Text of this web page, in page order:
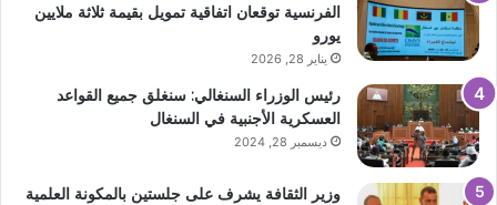
الفرنسية توقعان اتفاقية تمويل بقيمة ثلاثة ملايين
يورو
يناير 28, 2026
رئيس الوزراء السنغالي: سنغلق جميع القواعد
العسكرية الأجنبية في السنغال
ديسمبر 28, 2024
وزير الثقافة يشرف على جلستين بالمكونة العلمية